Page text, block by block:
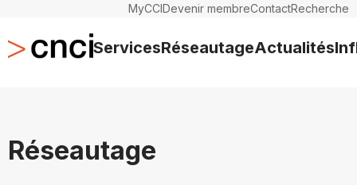
MyCCIDevenir membreContactRecherche
ServicesRéseautageActualités
Réseautage